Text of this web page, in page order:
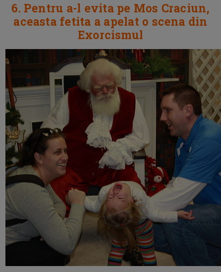
6. Pentru a-l evita pe Mos Craciun,
aceasta fetita a apelat o scena din
Exorcismul